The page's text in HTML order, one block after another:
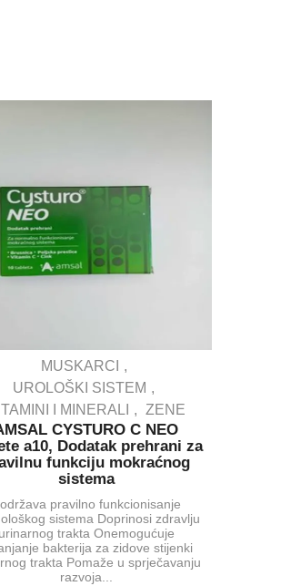
MUSKARCI
UROLOŠKI SISTEM
I MINERALI
ZENE
CYSTURO C NEO
a10, Dodatak prehrani za
funkciju mokraćnog
sistema
pravilno funkcionisanje
sistema Doprinosi zdravlju
urinarnog trakta Onemogućuje
bakterija za zidove stijenki
trakta Pomaže u sprječavanju
razvoja...